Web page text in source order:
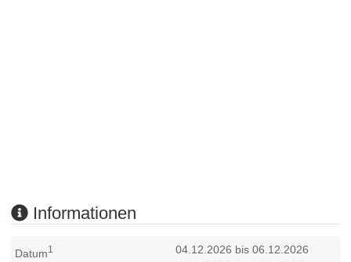
Informationen
Datum1
04.12.2026 bis 06.12.2026